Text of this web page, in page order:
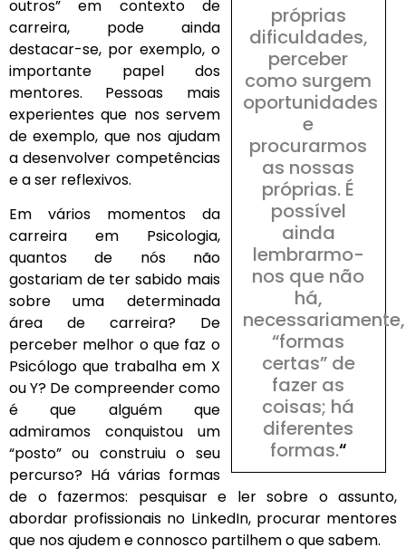
próprias
dificuldades,
perceber
como surgem
oportunidades
e
procurarmos
as nossas
próprias. É
possível
ainda
lembrarmo-
nos que não
há,
necessariamente,
“formas
certas” de
fazer as
coisas; há
diferentes
formas.“
outros” em contexto de
carreira, pode ainda
destacar-se, por exemplo, o
importante papel dos
mentores. Pessoas mais
experientes que nos servem
de exemplo, que nos ajudam
a desenvolver competências
e a ser reflexivos.
Em vários momentos da
carreira em Psicologia,
quantos de nós não
gostariam de ter sabido mais
sobre uma determinada
área de carreira? De
perceber melhor o que faz o
Psicólogo que trabalha em X
ou Y? De compreender como
é que alguém que
admiramos conquistou um
“posto” ou construiu o seu
percurso? Há várias formas
de o fazermos: pesquisar e ler sobre o assunto,
abordar profissionais no LinkedIn, procurar mentores
que nos ajudem e connosco partilhem o que sabem.